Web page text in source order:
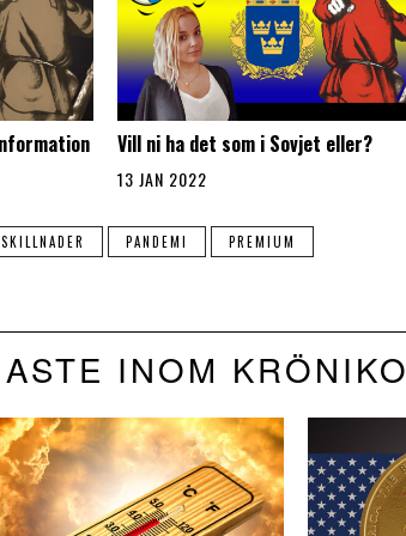
Vill ni ha det som i Sovjet eller?
13 JAN 2022
PANDEMI PREMIUM
INOM